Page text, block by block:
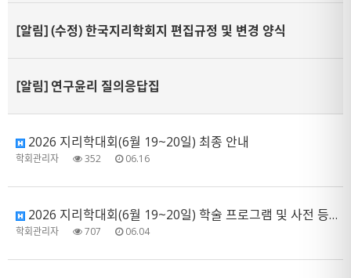
[알림](수정) 한국지리학회지 편집규정 및 변경 양식
[알림] 연구윤리 질의응답집
2026 지리학대회(6월 19~20일) 최종 안내
학회관리자 352 06.16
2026 지리학대회(6월 19~20일) 학술 프로그램 및 사전 등록 안내
학회관리자 707 06.04